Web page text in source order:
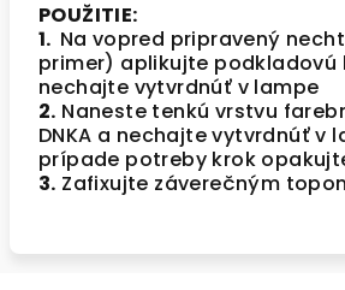
POUŽITIE:
1. Na vopred pripravený
primer) aplikujte podkladovú
nechajte vytvrdnúť v lampe
2. Naneste tenkú vrstvu
DNKA a nechajte vytvrdnúť v
prípade potreby krok
3. Zafixujte záverečným